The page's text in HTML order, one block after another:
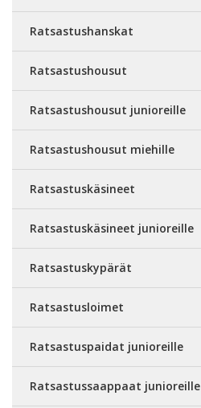
Ratsastushanskat
Ratsastushousut
Ratsastushousut junioreille
Ratsastushousut miehille
Ratsastuskäsineet
Ratsastuskäsineet junioreille
Ratsastuskypärät
Ratsastusloimet
Ratsastuspaidat junioreille
Ratsastussaappaat junioreille